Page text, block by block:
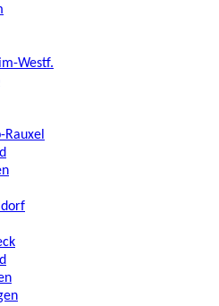
Westf.